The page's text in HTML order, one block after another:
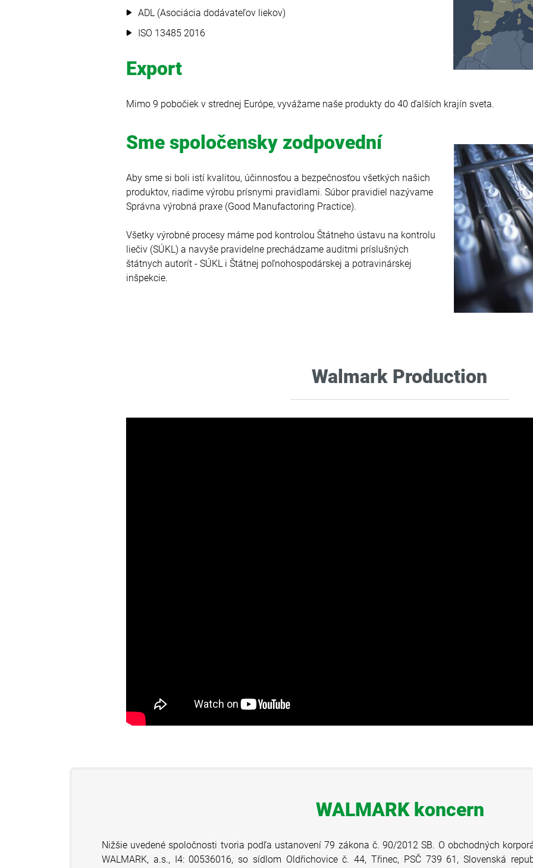
ADL (Asociácia dodávateľov liekov)
ISO 13485 2016
Export
Mimo 9 pobočiek v strednej Európe, vyvážame naše produkty do 40 ďalších krajín sveta.
Sme spoločensky zodpovední
Aby sme si boli istí kvalitou, účinnosťou a bezpečnosťou všetkých našich
produktov, riadime výrobu prísnymi pravidlami. Súbor pravidiel nazývame
Správna výrobná praxe (Good Manufactoring Practice).
Všetky výrobné procesy máme pod kontrolou Štátneho ústavu na kontrolu
liečiv (SÚKL) a navyše pravidelne prechádzame auditmi príslušných
štátnych autorít - SÚKL i Štátnej poľnohospodárskej a potravinárskej
inšpekcie.
Walmark Production
WALMARK koncern
Nižšie uvedené spoločnosti tvoria podľa ustanovení 79 zákona č. 90/2012 SB. O obchodných
WALMARK, a.s., I4: 00536016, so sídlom Oldřichovice č. 44, Třinec, PSČ 739 61, Slovenská